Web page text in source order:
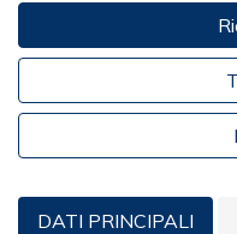
DATI PRINCIPALI